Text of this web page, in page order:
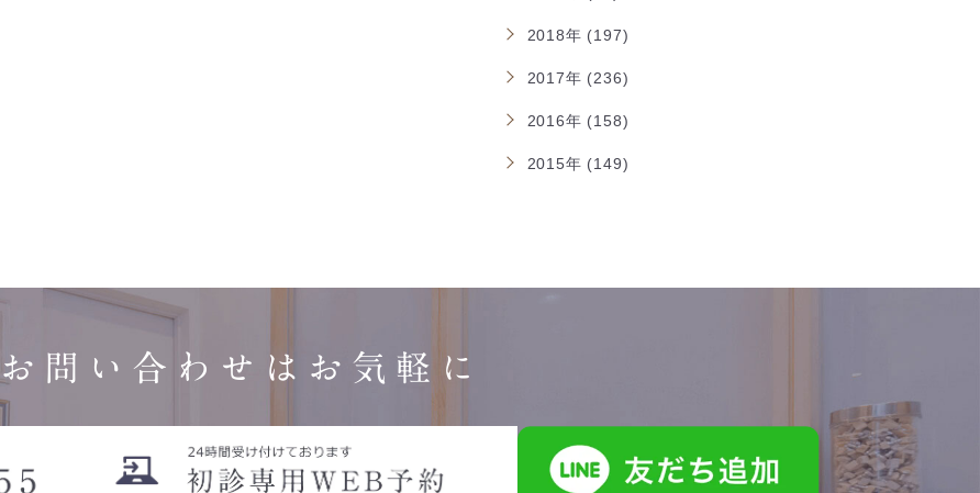
2018年 (197)
2017年 (236)
2016年 (158)
2015年 (149)
お問い合わせはお気軽に